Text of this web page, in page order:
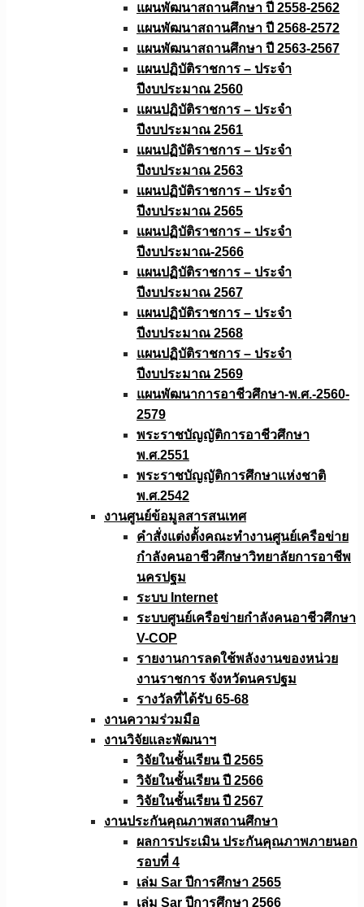
แผนพัฒนาสถานศึกษา ปี 2558-2562
แผนพัฒนาสถานศึกษา ปี 2568-2572
แผนพัฒนาสถานศึกษา ปี 2563-2567
แผนปฏิบัติราชการ – ประจำ
ปีงบประมาณ 2560
แผนปฏิบัติราชการ – ประจำ
ปีงบประมาณ 2561
แผนปฏิบัติราชการ – ประจำ
ปีงบประมาณ 2563
แผนปฏิบัติราชการ – ประจำ
ปีงบประมาณ 2565
แผนปฏิบัติราชการ – ประจำ
ปีงบประมาณ-2566
แผนปฏิบัติราชการ – ประจำ
ปีงบประมาณ 2567
แผนปฏิบัติราชการ – ประจำ
ปีงบประมาณ 2568
แผนปฏิบัติราชการ – ประจำ
ปีงบประมาณ 2569
แผนพัฒนาการอาชีวศึกษา-พ.ศ.-2560-
2579
พระราชบัญญัติการอาชีวศึกษา
พ.ศ.2551
พระราชบัญญัติการศึกษาแห่งชาติ
พ.ศ.2542
งานศูนย์ข้อมูลสารสนเทศ
คำสั่งแต่งตั้งคณะทำงานศูนย์เครือข่าย
กำลังคนอาชีวศึกษาวิทยาลัยการอาชีพ
นครปฐม
ระบบ Internet
ระบบศูนย์เครือข่ายกำลังคนอาชีวศึกษา
V-COP
รายงานการลดใช้พลังงานของหน่วย
งานราชการ จังหวัดนครปฐม
รางวัลที่ได้รับ 65-68
งานความร่วมมือ
งานวิจัยเเละพัฒนาฯ
วิจัยในชั้นเรียน ปี 2565
วิจัยในชั้นเรียน ปี 2566
วิจัยในชั้นเรียน ปี 2567
งานประกันคุณภาพสถานศึกษา
ผลการประเมิน ประกันคุณภาพภายนอก
รอบที่ 4
เล่ม Sar ปีการศึกษา 2565
เล่ม Sar ปีการศึกษา 2566